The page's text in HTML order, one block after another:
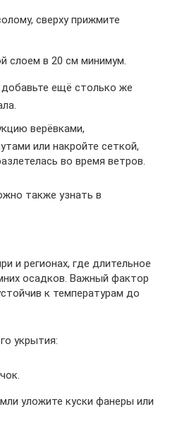
сверху прижмите
слоем в 20 см минимум.
добавьте ещё столько же
верёвками,
или накройте сеткой,
во время ветров.
также узнать в
и регионах, где длительное
осадков. Важный фактор
к температурам до
укрытия:
уложите куски фанеры или